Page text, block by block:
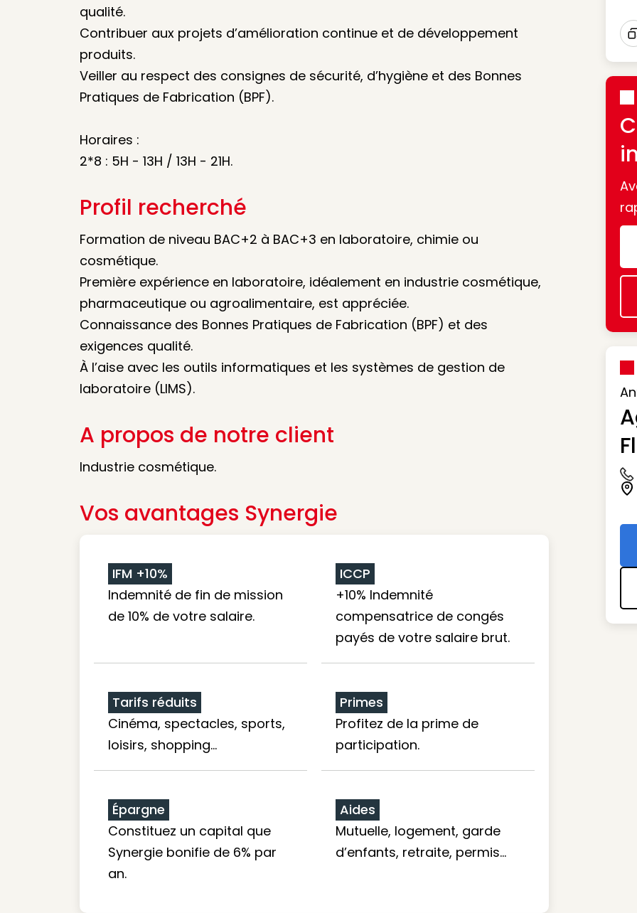
qualité.
Contribuer aux projets d’amélioration continue et de développement
produits.
Veiller au respect des consignes de sécurité, d’hygiène et des Bonnes
Pratiques de Fabrication (BPF).
Horaires :
2*8 : 5H - 13H / 13H - 21H.
Profil recherché
Formation de niveau BAC+2 à BAC+3 en laboratoire, chimie ou
cosmétique.
Première expérience en laboratoire, idéalement en industrie cosmétique,
pharmaceutique ou agroalimentaire, est appréciée.
Connaissance des Bonnes Pratiques de Fabrication (BPF) et des
exigences qualité.
À l’aise avec les outils informatiques et les systèmes de gestion de
laboratoire (LIMS).
A propos de notre client
Industrie cosmétique.
Vos avantages Synergie
IFM +10%
Indemnité de fin de mission
de 10% de votre salaire.
ICCP
+10% Indemnité
compensatrice de congés
payés de votre salaire brut.
Tarifs réduits
Cinéma, spectacles, sports,
loisirs, shopping...
Primes
Profitez de la prime de
participation.
Épargne
Constituez un capital que
Synergie bonifie de 6% par
an.
Aides
Mutuelle, logement, garde
d’enfants, retraite, permis…